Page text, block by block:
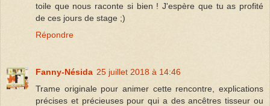
toile que nous raconte si bien ! J'espère que tu as profité
de ces jours de stage ;)
Répondre
Fanny-Nésida 25 juillet 2018 à 14:46
Trame originale pour animer cette rencontre, explications
précises et précieuses pour qui a des ancêtres tisseur ou